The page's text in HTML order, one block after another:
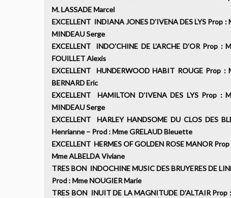
M. LASSADE Marcel
EXCELLENT INDIANA JONES D’IVENA DES LYS Prop
MINDEAU Serge
EXCELLENT INDO’CHINE DE L’ARCHE D’OR Prop :
FOUILLET Alexis
EXCELLENT HUNDERWOOD HABIT ROUGE Prop :
BERNARD Eric
EXCELLENT HAMILTON D’IVENA DES LYS Prop :
MINDEAU Serge
EXCELLENT HARLEY HANDSOME DU CLOS DES
Henrianne – Prod : Mme GRELAUD Bleuette
EXCELLENT HERMES OF GOLDEN ROSE MANOR
Mme ALBELDA Viviane
TRES BON INDOCHINE MUSIC DES BRUYERES DE
Prod : Mme NOUGIER Marie
TRES BON INUIT DE LA MAGNITUDE D’ALTAIR